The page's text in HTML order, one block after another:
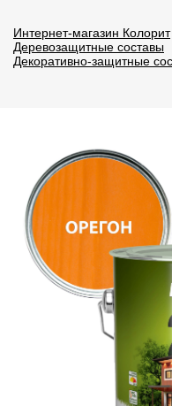
Интернет-магазин Колорит
Деревозащитные составы
Декоративно-защитные